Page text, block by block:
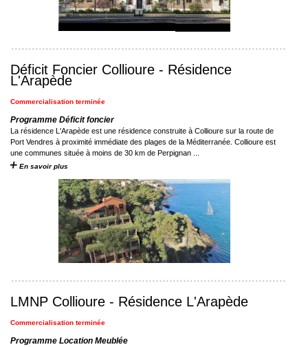
Déficit Foncier Collioure - Résidence
L'Arapède
Commercialisation terminée
Programme Déficit foncier
La résidence L'Arapède est une résidence construite à Collioure sur la route de
Port Vendres à proximité immédiate des plages de la Méditerranée. Collioure est
une communes située à moins de 30 km de Perpignan ...
En savoir plus
LMNP Collioure - Résidence L'Arapède
Commercialisation terminée
Programme Location Meublée